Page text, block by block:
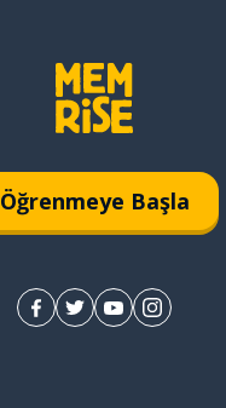
Öğrenmeye Başla